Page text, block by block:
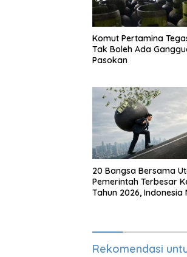
Komut Pertamina
Tak Boleh Ada
Pasokan
20 Bangsa Bersama
Pemerintah Terbesar
Tahun 2026, Indonesia
Rekomendasi